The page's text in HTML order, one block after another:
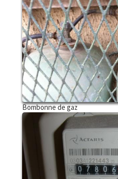
Bombonne de gaz